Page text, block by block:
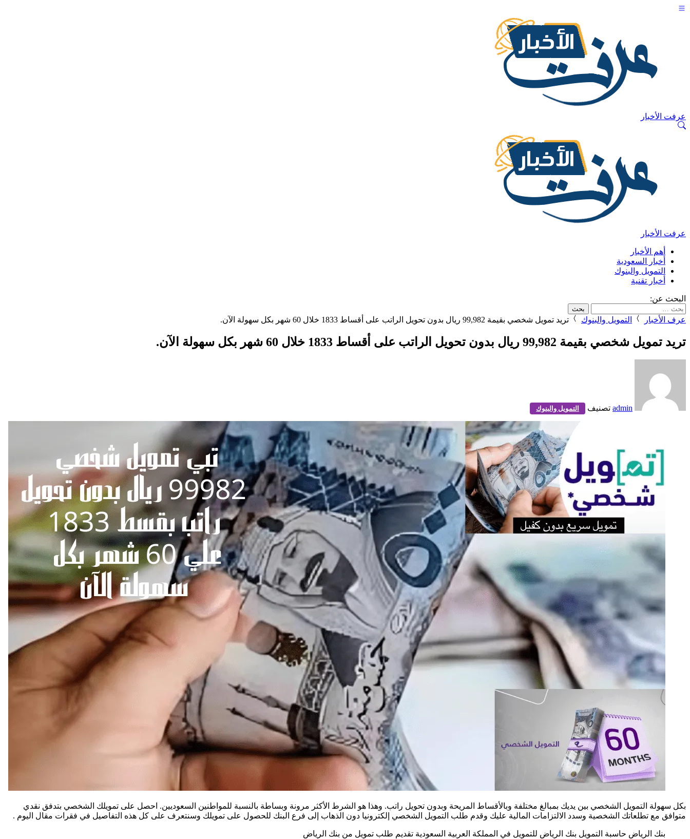
عرفت الأخبار
عرفت الأخبار
أهم الأخبار
أخبار السعودية
التمويل والبنوك
أخبار تقنية
البحث عن:
عرف الأخبار التمويل والبنوك تريد تمويل شخصي بقيمة 99,982 ريال بدون تحويل الراتب على أقساط 1833 خلال 60 شهر بكل سهولة الآن.
تريد تمويل شخصي بقيمة 99,982 ريال بدون تحويل الراتب على أقساط 1833 خلال 60 شهر بكل سهولة الآن.
admin تصنيف التمويل والبنوك
بكل سهولة التمويل الشخصي بين يديك بمبالغ مختلفة وبالأقساط المريحة وبدون تحويل راتب. وهذا هو الشرط الأكثر مرونة وبساطة بالنسبة للمواطنين السعوديين. احصل على تمويلك الشخصي بتدفق نقدي
متوافق مع تطلعاتك الشخصية وسدد الالتزامات المالية عليك وقدم طلب التمويل الشخصي إلكترونيا دون الذهاب إلى فرع البنك للحصول على تمويلك وسنتعرف على كل هذه التفاصيل في فقرات مقال اليوم .
بنك الرياض حاسبة التمويل بنك الرياض للتمويل في المملكة العربية السعودية تقديم طلب تمويل من بنك الرياض